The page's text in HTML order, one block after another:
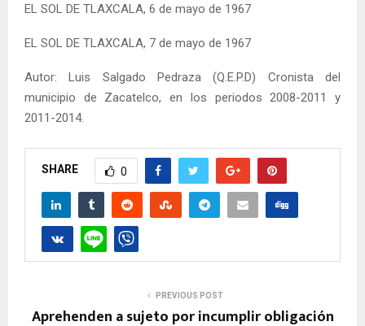
EL SOL DE TLAXCALA, 6 de mayo de 1967
EL SOL DE TLAXCALA, 7 de mayo de 1967
Autor: Luis Salgado Pedraza (Q.E.P.D) Cronista del
municipio de Zacatelco, en los periodos 2008-2011 y
2011-2014.
SHARE 0
PREVIOUS POST
Aprehenden a sujeto por incumplir obligación